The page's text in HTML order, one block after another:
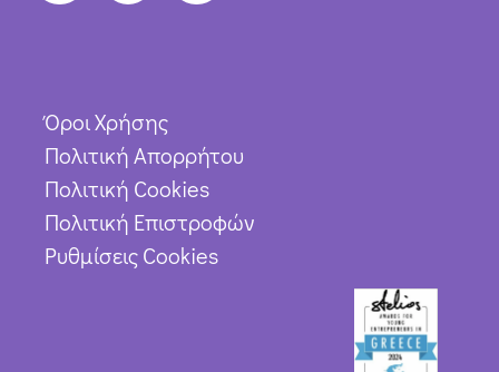
Όροι Χρήσης
Πολιτική Απορρήτου
Πολιτική Cookies
Πολιτική Επιστροφών
Ρυθμίσεις Cookies